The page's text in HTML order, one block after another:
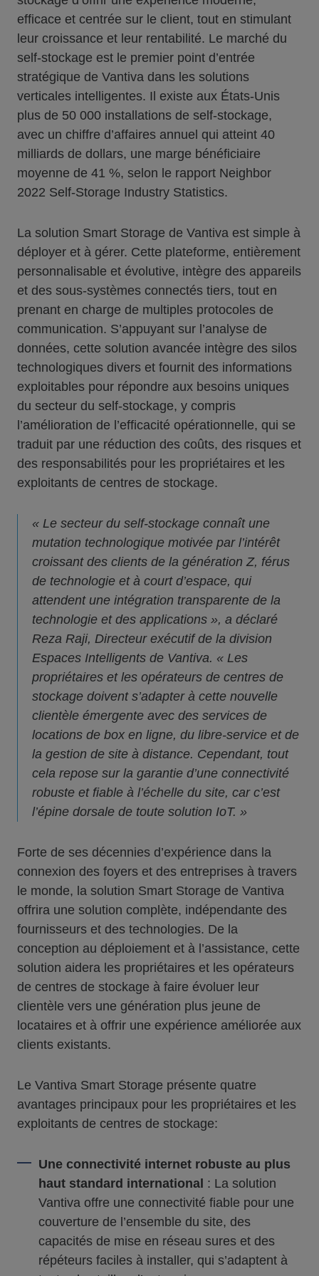
efficace et centrée sur le client, tout en stimulant
leur croissance et leur rentabilité. Le marché du
self-stockage est le premier point d’entrée
stratégique de Vantiva dans les solutions
verticales intelligentes. Il existe aux États-Unis
plus de 50 000 installations de self-stockage,
avec un chiffre d’affaires annuel qui atteint 40
milliards de dollars, une marge bénéficiaire
moyenne de 41 %, selon le rapport Neighbor
2022 Self-Storage Industry Statistics.
La solution Smart Storage de Vantiva est simple à
déployer et à gérer. Cette plateforme, entièrement
personnalisable et évolutive, intègre des appareils
et des sous-systèmes connectés tiers, tout en
prenant en charge de multiples protocoles de
communication. S’appuyant sur l’analyse de
données, cette solution avancée intègre des silos
technologiques divers et fournit des informations
exploitables pour répondre aux besoins uniques
du secteur du self-stockage, y compris
l’amélioration de l’efficacité opérationnelle, qui se
traduit par une réduction des coûts, des risques et
des responsabilités pour les propriétaires et les
exploitants de centres de stockage.
« Le secteur du self-stockage connaît une
mutation technologique motivée par l’intérêt
croissant des clients de la génération Z, férus
de technologie et à court d’espace, qui
attendent une intégration transparente de la
technologie et des applications », a déclaré
Reza Raji, Directeur exécutif de la division
Espaces Intelligents de Vantiva. « Les
propriétaires et les opérateurs de centres de
stockage doivent s’adapter à cette nouvelle
clientèle émergente avec des services de
locations de box en ligne, du libre-service et de
la gestion de site à distance. Cependant, tout
cela repose sur la garantie d’une connectivité
robuste et fiable à l’échelle du site, car c’est
l’épine dorsale de toute solution IoT. »
Forte de ses décennies d’expérience dans la
connexion des foyers et des entreprises à travers
le monde, la solution Smart Storage de Vantiva
offrira une solution complète, indépendante des
fournisseurs et des technologies. De la
conception au déploiement et à l’assistance, cette
solution aidera les propriétaires et les opérateurs
de centres de stockage à faire évoluer leur
clientèle vers une génération plus jeune de
locataires et à offrir une expérience améliorée aux
clients existants.
Le Vantiva Smart Storage présente quatre
avantages principaux pour les propriétaires et les
exploitants de centres de stockage:
Une connectivité internet robuste au plus
haut standard international : La solution
Vantiva offre une connectivité fiable pour une
couverture de l’ensemble du site, des
capacités de mise en réseau sures et des
répéteurs faciles à installer, qui s’adaptent à